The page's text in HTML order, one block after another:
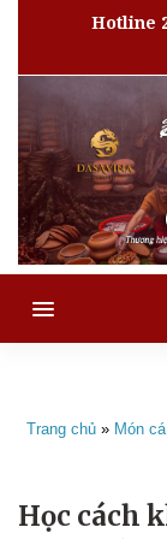
Hotline
MENU
Trang chủ» Món
Học cách